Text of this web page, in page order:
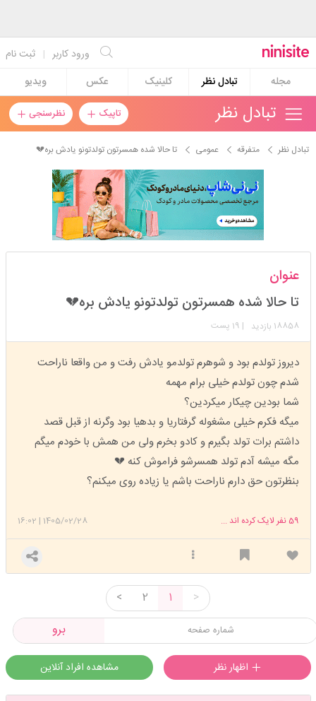
ثبت نام | ورود کاربر
مجله
تبادل نظر کلینیک عکس ویدیو
تاپیک نظرسنجی تبادل نظر
تبادل نظر متفرقه عمومی تا حالا شده همسرتون تولدتونو یادش بره💔
عضویت: 1400/06/20 تعداد پست: 15
عنوان
تا حالا شده همسرتون تولدتونو یادش بره💔
18858 بازدید | 19 پست
دیروز تولدم بود و شوهرم تولدمو یادش رفت و من واقعا ناراحت
شدم چون تولدم خیلی برام مهمه
شما بودین چیکار میکردین؟
میگه فکرم خیلی مشغوله گرفتاریا و بدهیا بود وگرنه از قبل قصد
داشتم برات تولد بگیرم و کادو بخرم ولی من همش با خودم میگم
مگه میشه آدم تولد همسرشو فراموش کنه 💔
بنظرتون حق دارم ناراحت باشم یا زیاده روی میکنم؟
1405/02/28
|
16:02 59 نفر لایک کرده اند ...
>
1
2
<
برو
مشاهده افراد آنلاین